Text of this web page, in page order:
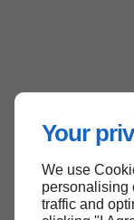
Your
We use
personalising
traffic and